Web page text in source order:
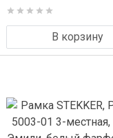
В корзину